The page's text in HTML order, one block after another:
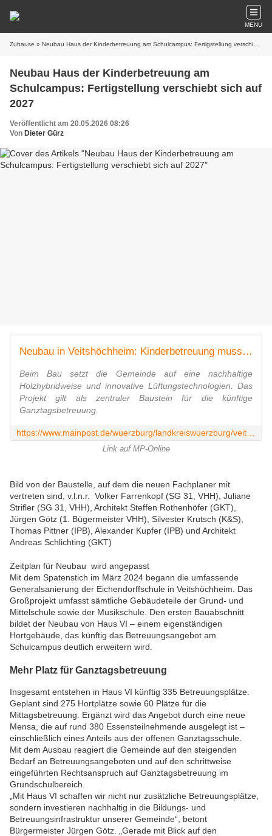
MENU
Zuhause » Neubau Haus der Kinderbetreuung am Schulcampus: Fertigstellung verschiebt sich auf 2027
Neubau Haus der Kinderbetreuung am
Schulcampus: Fertigstellung verschiebt sich auf
2027
Veröffentlicht am 20.05.2026 08:26
Von Dieter Gürz
Neubau in Veitshöchheim: Kinderbetreuung muss länger auf modernes Haus warten
Beim Bau setzt die Gemeinde auf eine nachhaltige
Holzhybridweise und innovative Lüftungstechnologien. Das
Projekt gilt als zentraler Baustein für die künftige
Ganztagsbetreuung.
Link auf MP-Online
Bild von der Baustelle, auf dem die neuen Fachplaner mit
vertreten sind, v.l.n.r. Volker Farrenkopf (SG 31, VHH), Juliane
Strifler (SG 31, VHH), Architekt Steffen Rothenhöfer (GKT),
Jürgen Götz (1. Bügermeister VHH), Silvester Krutsch (K&S),
Thomas Pittner (IPB), Alexander Kupfer (IPB) und Architekt
Andreas Schlichting (GKT)
Zeitplan für Neubau wird angepasst
Mit dem Spatenstich im März 2024 begann die umfassende
Generalsanierung der Eichendorffschule in Veitshöchheim. Das
Großprojekt umfasst sämtliche Gebäudeteile der Grund- und
Mittelschule sowie der Musikschule. Den ersten Bauabschnitt
bildet der Neubau von Haus VI – einem eigenständigen
Hortgebäude, das künftig das Betreuungsangebot am
Schulcampus deutlich erweitern wird.
Mehr Platz für Ganztagsbetreuung
Insgesamt entstehen in Haus VI künftig 335 Betreuungsplätze.
Geplant sind 275 Hortplätze sowie 60 Plätze für die
Mittagsbetreuung. Ergänzt wird das Angebot durch eine neue
Mensa, die auf rund 380 Essensteilnehmende ausgelegt ist –
einschließlich eines Anteils aus der offenen Ganztagsschule.
Mit dem Ausbau reagiert die Gemeinde auf den steigenden
Bedarf an Betreuungsangeboten und auf den schrittweise
eingeführten Rechtsanspruch auf Ganztagsbetreuung im
Grundschulbereich.
„Mit Haus VI schaffen wir nicht nur zusätzliche Betreuungsplätze,
sondern investieren nachhaltig in die Bildungs- und
Betreuungsinfrastruktur unserer Gemeinde“, betont
Bürgermeister Jürgen Götz . „Gerade mit Blick auf den